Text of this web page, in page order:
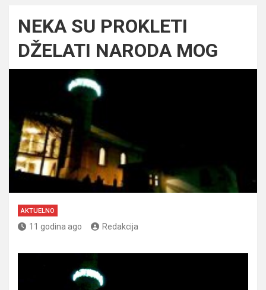
NEKA SU PROKLETI
DŽELATI NARODA MOG
AKTUELNO
11 godina ago Redakcija